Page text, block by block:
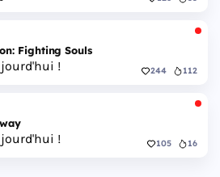
Fighting Souls
! 244 112
! 105 16